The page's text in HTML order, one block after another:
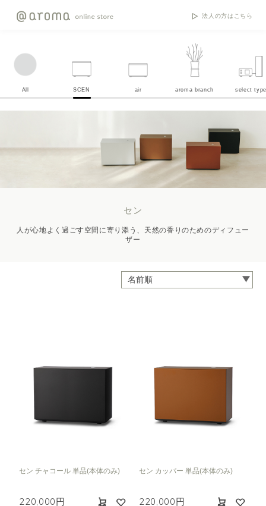
法人の方はこちら
All SCEN air aroma branch select
セン
人が心地よく過ごす空間に寄り添う、天然の香りのためのディフュー
ザー
セン チャコール 単品(本体のみ)
220,000円
セン カッパー 単品(本体のみ)
220,000円